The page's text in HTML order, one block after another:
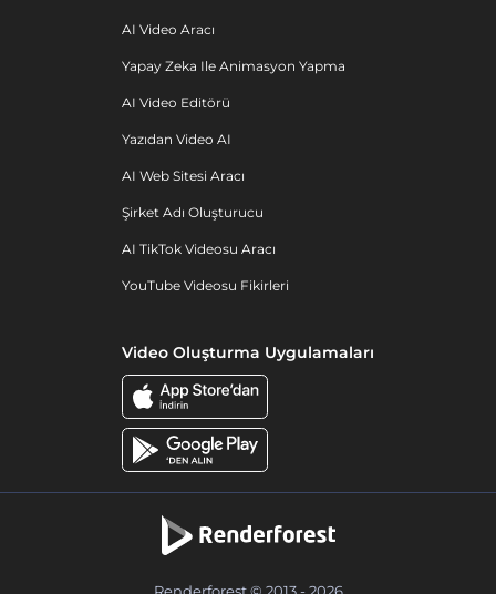
AI Video Aracı
Yapay Zeka Ile Animasyon Yapma
AI Video Editörü
Yazıdan Video AI
AI Web Sitesi Aracı
Şirket Adı Oluşturucu
AI TikTok Videosu Aracı
YouTube Videosu Fikirleri
Video Oluşturma Uygulamaları
Renderforest © 2013 - 2026